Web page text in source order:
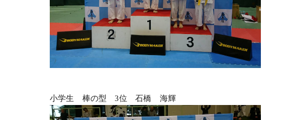
小学生 棒の型 3位 石橋 海輝